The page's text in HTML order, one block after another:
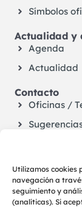
Utilizamos cookies
navegación a
seguimiento y
(analíticas). Si
Símbolos
Actualidad y
Agenda
Actualidad
Contacto
Oficinas /